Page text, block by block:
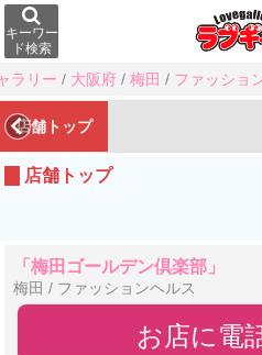
キーワー
ド検索
ラリー / 大阪府 / 梅田 / ファッショ
店舗トップ
店舗トップ
「梅田ゴールデン倶楽部」
梅田 / ファッションヘルス
お店に電